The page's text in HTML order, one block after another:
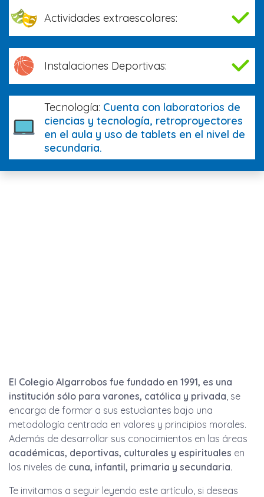
Actividades extraescolares:
Instalaciones Deportivas:
Tecnología: Cuenta con laboratorios de
ciencias y tecnología, retroproyectores
en el aula y uso de tablets en el nivel de
secundaria.
El Colegio Algarrobos fue fundado en 1991, es una
institución sólo para varones, católica y privada, se
encarga de formar a sus estudiantes bajo una
metodología centrada en valores y principios morales.
Además de desarrollar sus conocimientos en las áreas
académicas, deportivas, culturales y espirituales en
los niveles de cuna, infantil, primaria y secundaria.
Te invitamos a seguir leyendo este artículo, si deseas